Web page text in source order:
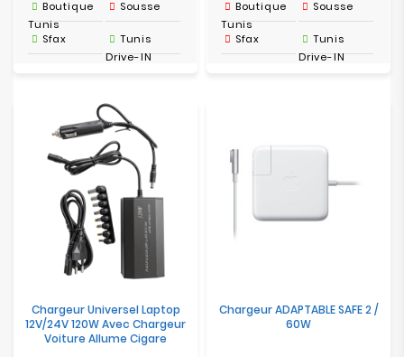
Boutique
Tunis
Sousse
Sfax
Tunis
Drive-IN
Boutique
Tunis
Sousse
Sfax
Tunis
Drive-IN
Chargeur Universel Laptop
12V/24V 120W Avec Chargeur
Voiture Allume Cigare
Chargeur ADAPTABLE SAFE 2 /
60W